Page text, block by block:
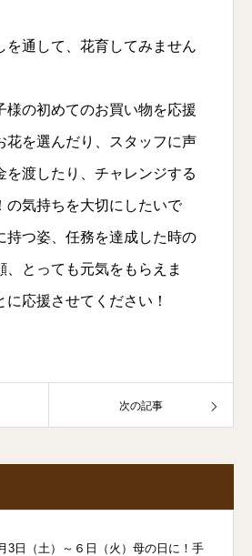
を通して、花育してみません
様の初めてのお買い物を応援
花を選んだり、スタッフに声
を渡したり、チャレンジする
の気持ちを大切にしたいで
持つ姿、任務を達成した時の
、とっても元気をもらえま
応援させてください！
次の記事
3日（土）～６日（火）母の日に！手